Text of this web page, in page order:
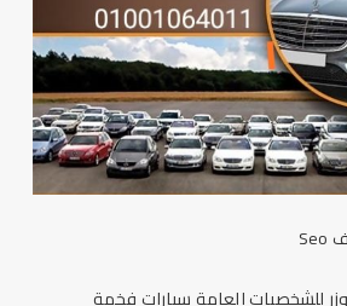
Seo
للشخصيات العامة سيارات فخمة